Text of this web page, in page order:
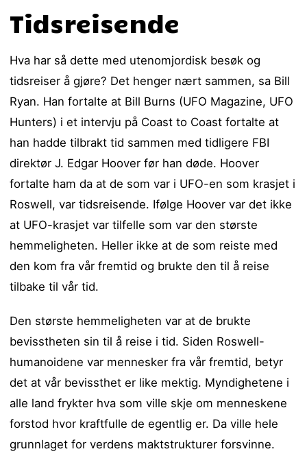
Tidsreisende
Hva har så dette med utenomjordisk besøk og
tidsreiser å gjøre? Det henger nært sammen, sa Bill
Ryan. Han fortalte at Bill Burns (UFO Magazine, UFO
Hunters) i et intervju på Coast to Coast fortalte at
han hadde tilbrakt tid sammen med tidligere FBI
direktør J. Edgar Hoover før han døde. Hoover
fortalte ham da at de som var i UFO-en som krasjet i
Roswell, var tidsreisende. Ifølge Hoover var det ikke
at UFO-krasjet var tilfelle som var den største
hemmeligheten. Heller ikke at de som reiste med
den kom fra vår fremtid og brukte den til å reise
tilbake til vår tid.
Den største hemmeligheten var at de brukte
bevisstheten sin til å reise i tid. Siden Roswell-
humanoidene var mennesker fra vår fremtid, betyr
det at vår bevissthet er like mektig. Myndighetene i
alle land frykter hva som ville skje om menneskene
forstod hvor kraftfulle de egentlig er. Da ville hele
grunnlaget for verdens maktstrukturer forsvinne.